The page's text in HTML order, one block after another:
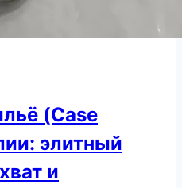
(Case
элитный
и